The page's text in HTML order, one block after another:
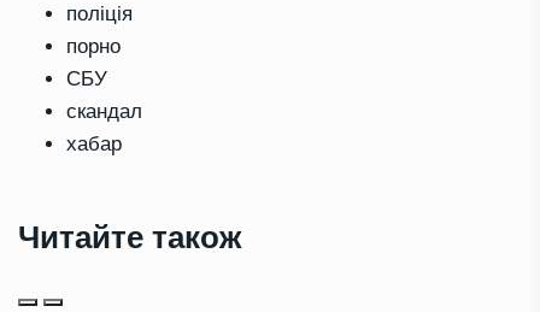
поліція
порно
СБУ
скандал
хабар
Читайте також